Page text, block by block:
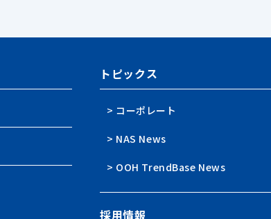
トピックス
> コーポレート
> NAS News
> OOH TrendBase News
採用情報